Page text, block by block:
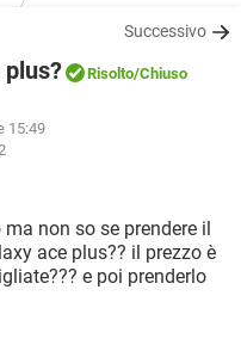
GAMING
10
10
Successivo
plus? Risolto/Chiuso
15:49
non so se prendere il
ace plus?? il prezzo è
e poi prenderlo